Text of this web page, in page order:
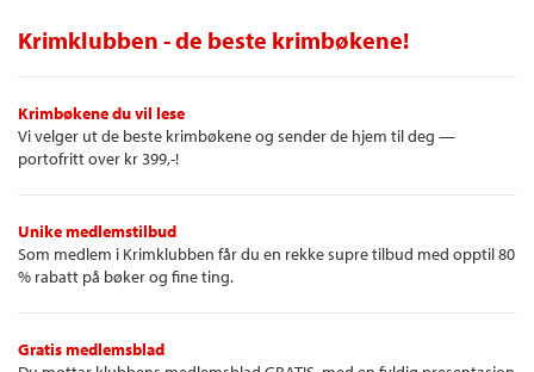
Krimklubben - de beste krimbøkene!
Krimbøkene du vil lese
Vi velger ut de beste krimbøkene og sender de hjem til deg —
portofritt over kr 399,-!
Unike medlemstilbud
Som medlem i Krimklubben får du en rekke supre tilbud med opptil 80
% rabatt på bøker og fine ting.
Gratis medlemsblad